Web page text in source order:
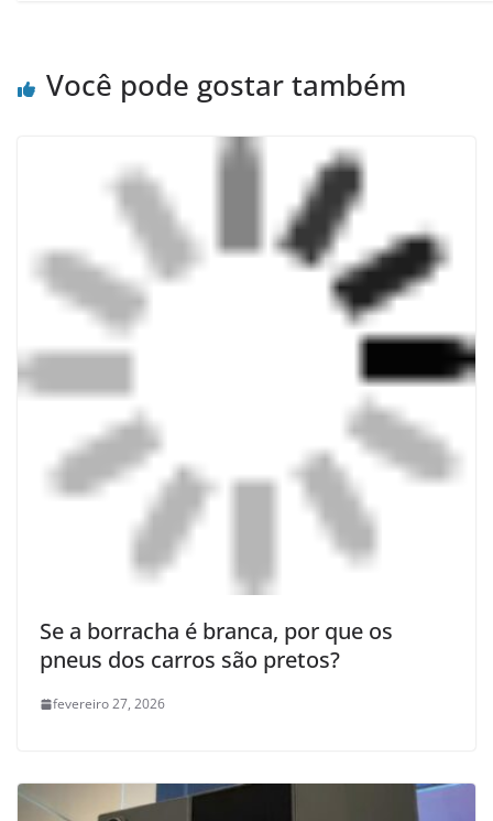
Você pode gostar também
Se a borracha é branca, por que os
pneus dos carros são pretos?
fevereiro 27, 2026